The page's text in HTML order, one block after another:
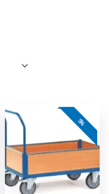
5%
prix
initial
était :
461,00 €.
est :
438,00 €.